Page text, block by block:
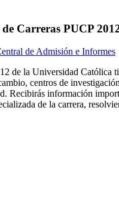
de Carreras PUCP
de Admisión e Informes
de la Universidad Católica
centros de
Recibirás información
de la carrera,